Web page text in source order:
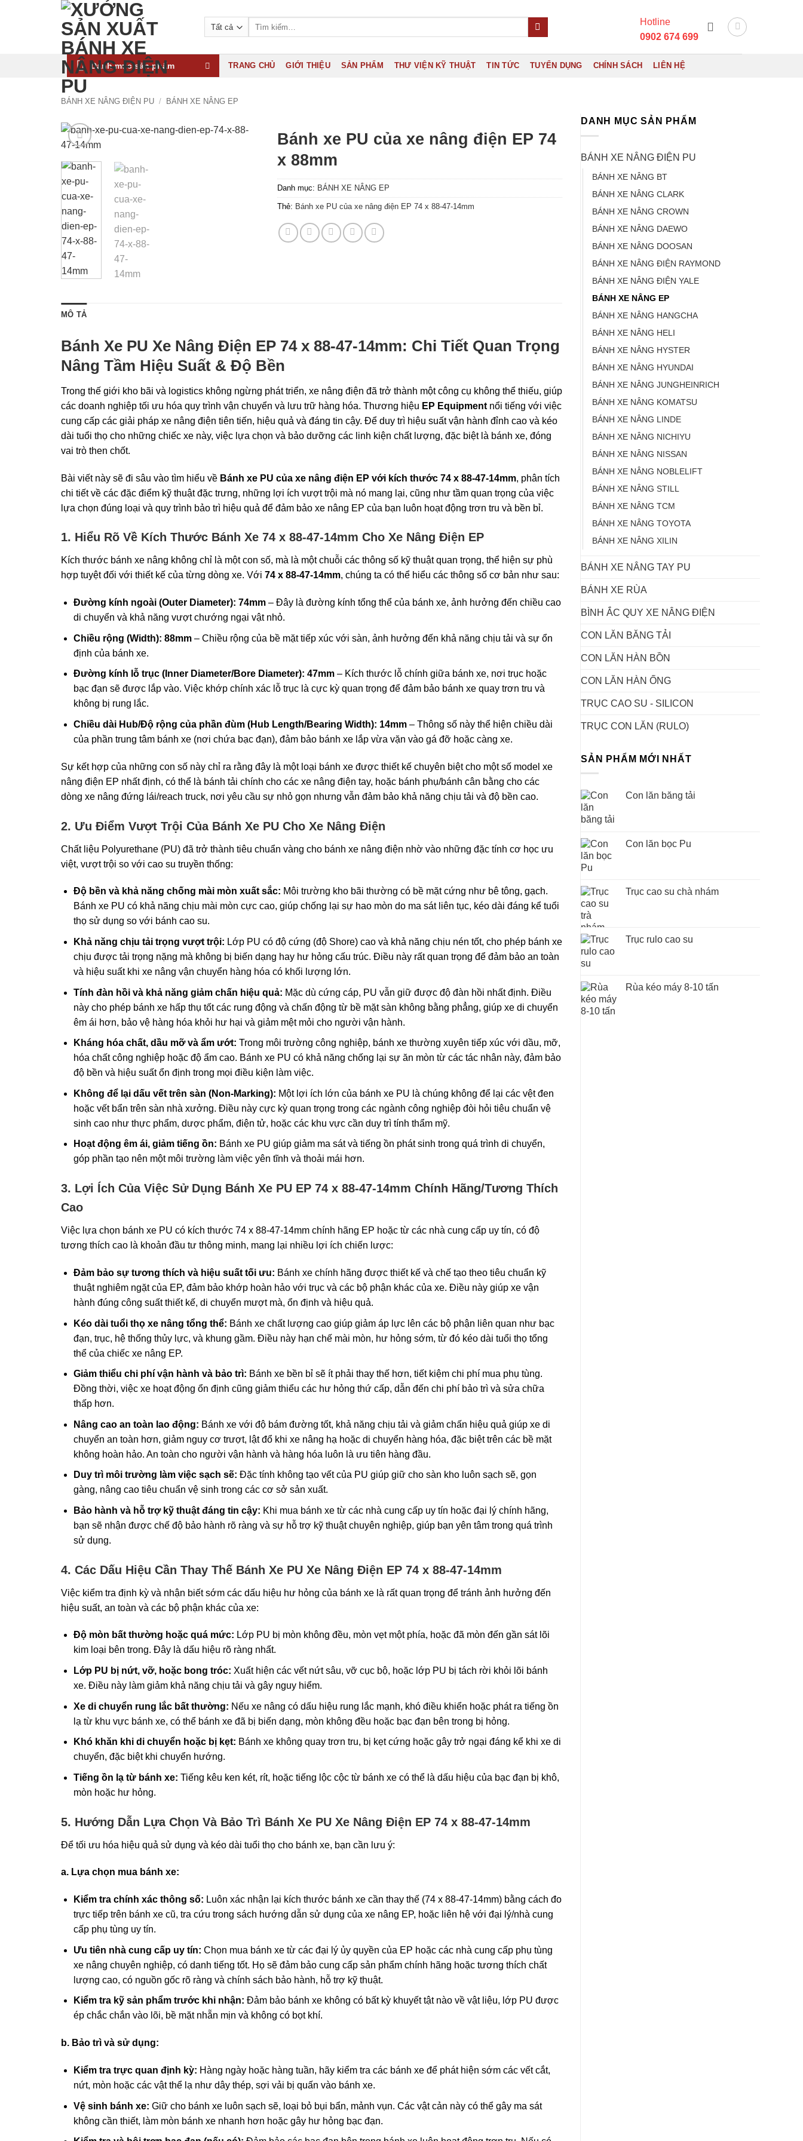
Hotline
0902 674 699
Danh mục sản phẩm TRANG CHỦ GIỚI THIỆU SẢN PHẨM THƯ VIỆN KỸ THUẬT TIN TỨC TUYỂN DỤNG CHÍNH SÁCH LIÊN HỆ
BÁNH XE NÂNG ĐIỆN PU / BÁNH XE NÂNG EP
DANH MỤC SẢN PHẨM
BÁNH XE NÂNG ĐIỆN PU
BÁNH XE NÂNG BT
BÁNH XE NÂNG CLARK
BÁNH XE NÂNG CROWN
BÁNH XE NÂNG DAEWO
BÁNH XE NÂNG DOOSAN
BÁNH XE NÂNG ĐIỆN RAYMOND
BÁNH XE NÂNG ĐIỆN YALE
BÁNH XE NÂNG EP
BÁNH XE NÂNG HANGCHA
BÁNH XE NÂNG HELI
BÁNH XE NÂNG HYSTER
BÁNH XE NÂNG HYUNDAI
BÁNH XE NÂNG JUNGHEINRICH
BÁNH XE NÂNG KOMATSU
BÁNH XE NÂNG LINDE
BÁNH XE NÂNG NICHIYU
BÁNH XE NÂNG NISSAN
BÁNH XE NÂNG NOBLELIFT
BÁNH XE NÂNG STILL
BÁNH XE NÂNG TCM
BÁNH XE NÂNG TOYOTA
BÁNH XE NÂNG XILIN
BÁNH XE NÂNG TAY PU
BÁNH XE RÙA
BÌNH ẮC QUY XE NÂNG ĐIỆN
CON LĂN BĂNG TẢI
CON LĂN HÀN BỒN
CON LĂN HÀN ỐNG
TRỤC CAO SU - SILICON
TRỤC CON LĂN (RULO)
SẢN PHẨM MỚI NHẤT
Con lăn băng tải
Con lăn bọc Pu
Trục cao su chà nhám
Trục rulo cao su
Rùa kéo máy 8-10 tấn
Bánh xe PU của xe nâng điện EP 74
x 88mm
Danh mục: BÁNH XE NÂNG EP
Thẻ: Bánh xe PU của xe nâng điện EP 74 x 88-47-14mm
MÔ TẢ
Bánh Xe PU Xe Nâng Điện EP 74 x 88-47-14mm: Chi Tiết Quan Trọng
Nâng Tầm Hiệu Suất & Độ Bền
Trong thế giới kho bãi và logistics không ngừng phát triển, xe nâng điện đã trở thành một công cụ không thể thiếu, giúp
các doanh nghiệp tối ưu hóa quy trình vận chuyển và lưu trữ hàng hóa. Thương hiệu EP Equipment nổi tiếng với việc
cung cấp các giải pháp xe nâng điện tiên tiến, hiệu quả và đáng tin cậy. Để duy trì hiệu suất vận hành đỉnh cao và kéo
dài tuổi thọ cho những chiếc xe này, việc lựa chọn và bảo dưỡng các linh kiện chất lượng, đặc biệt là bánh xe, đóng
vai trò then chốt.
Bài viết này sẽ đi sâu vào tìm hiểu về Bánh xe PU của xe nâng điện EP với kích thước 74 x 88-47-14mm, phân tích
chi tiết về các đặc điểm kỹ thuật đặc trưng, những lợi ích vượt trội mà nó mang lại, cũng như tầm quan trọng của việc
lựa chọn đúng loại và quy trình bảo trì hiệu quả để đảm bảo xe nâng EP của bạn luôn hoạt động trơn tru và bền bỉ.
1. Hiểu Rõ Về Kích Thước Bánh Xe 74 x 88-47-14mm Cho Xe Nâng Điện EP
Kích thước bánh xe nâng không chỉ là một con số, mà là một chuỗi các thông số kỹ thuật quan trọng, thể hiện sự phù
hợp tuyệt đối với thiết kế của từng dòng xe. Với 74 x 88-47-14mm, chúng ta có thể hiểu các thông số cơ bản như sau:
Đường kính ngoài (Outer Diameter): 74mm– Đây là đường kính tổng thể của bánh xe, ảnh hưởng đến chiều cao
di chuyển và khả năng vượt chướng ngại vật nhỏ.
Chiều rộng (Width): 88mm– Chiều rộng của bề mặt tiếp xúc với sàn, ảnh hưởng đến khả năng chịu tải và sự ổn
định của bánh xe.
Đường kính lỗ trục (Inner Diameter/Bore Diameter): 47mm– Kích thước lỗ chính giữa bánh xe, nơi trục hoặc
bạc đạn sẽ được lắp vào. Việc khớp chính xác lỗ trục là cực kỳ quan trọng để đảm bảo bánh xe quay trơn tru và
không bị rung lắc.
Chiều dài Hub/Độ rộng của phần đùm (Hub Length/Bearing Width): 14mm– Thông số này thể hiện chiều dài
của phần trung tâm bánh xe (nơi chứa bạc đạn), đảm bảo bánh xe lắp vừa vặn vào gá đỡ hoặc càng xe.
Sự kết hợp của những con số này chỉ ra rằng đây là một loại bánh xe được thiết kế chuyên biệt cho một số model xe
nâng điện EP nhất định, có thể là bánh tải chính cho các xe nâng điện tay, hoặc bánh phụ/bánh cân bằng cho các
dòng xe nâng đứng lái/reach truck, nơi yêu cầu sự nhỏ gọn nhưng vẫn đảm bảo khả năng chịu tải và độ bền cao.
2. Ưu Điểm Vượt Trội Của Bánh Xe PU Cho Xe Nâng Điện
Chất liệu Polyurethane (PU) đã trở thành tiêu chuẩn vàng cho bánh xe nâng điện nhờ vào những đặc tính cơ học ưu
việt, vượt trội so với cao su truyền thống:
Độ bền và khả năng chống mài mòn xuất sắc: Môi trường kho bãi thường có bề mặt cứng như bê tông, gạch.
Bánh xe PU có khả năng chịu mài mòn cực cao, giúp chống lại sự hao mòn do ma sát liên tục, kéo dài đáng kể tuổi
thọ sử dụng so với bánh cao su.
Khả năng chịu tải trọng vượt trội: Lớp PU có độ cứng (độ Shore) cao và khả năng chịu nén tốt, cho phép bánh xe
chịu được tải trọng nặng mà không bị biến dạng hay hư hỏng cấu trúc. Điều này rất quan trọng để đảm bảo an toàn
và hiệu suất khi xe nâng vận chuyển hàng hóa có khối lượng lớn.
Tính đàn hồi và khả năng giảm chấn hiệu quả: Mặc dù cứng cáp, PU vẫn giữ được độ đàn hồi nhất định. Điều
này cho phép bánh xe hấp thụ tốt các rung động và chấn động từ bề mặt sàn không bằng phẳng, giúp xe di chuyển
êm ái hơn, bảo vệ hàng hóa khỏi hư hại và giảm mệt mỏi cho người vận hành.
Kháng hóa chất, dầu mỡ và ẩm ướt: Trong môi trường công nghiệp, bánh xe thường xuyên tiếp xúc với dầu, mỡ,
hóa chất công nghiệp hoặc độ ẩm cao. Bánh xe PU có khả năng chống lại sự ăn mòn từ các tác nhân này, đảm bảo
độ bền và hiệu suất ổn định trong mọi điều kiện làm việc.
Không để lại dấu vết trên sàn (Non-Marking): Một lợi ích lớn của bánh xe PU là chúng không để lại các vệt đen
hoặc vết bẩn trên sàn nhà xưởng. Điều này cực kỳ quan trọng trong các ngành công nghiệp đòi hỏi tiêu chuẩn vệ
sinh cao như thực phẩm, dược phẩm, điện tử, hoặc các khu vực cần duy trì tính thẩm mỹ.
Hoạt động êm ái, giảm tiếng ồn: Bánh xe PU giúp giảm ma sát và tiếng ồn phát sinh trong quá trình di chuyển,
góp phần tạo nên một môi trường làm việc yên tĩnh và thoải mái hơn.
3. Lợi Ích Của Việc Sử Dụng Bánh Xe PU EP 74 x 88-47-14mm Chính Hãng/Tương Thích
Cao
Việc lựa chọn bánh xe PU có kích thước 74 x 88-47-14mm chính hãng EP hoặc từ các nhà cung cấp uy tín, có độ
tương thích cao là khoản đầu tư thông minh, mang lại nhiều lợi ích chiến lược:
Đảm bảo sự tương thích và hiệu suất tối ưu: Bánh xe chính hãng được thiết kế và chế tạo theo tiêu chuẩn kỹ
thuật nghiêm ngặt của EP, đảm bảo khớp hoàn hảo với trục và các bộ phận khác của xe. Điều này giúp xe vận
hành đúng công suất thiết kế, di chuyển mượt mà, ổn định và hiệu quả.
Kéo dài tuổi thọ xe nâng tổng thể: Bánh xe chất lượng cao giúp giảm áp lực lên các bộ phận liên quan như bạc
đạn, trục, hệ thống thủy lực, và khung gầm. Điều này hạn chế mài mòn, hư hỏng sớm, từ đó kéo dài tuổi thọ tổng
thể của chiếc xe nâng EP.
Giảm thiểu chi phí vận hành và bảo trì: Bánh xe bền bỉ sẽ ít phải thay thế hơn, tiết kiệm chi phí mua phụ tùng.
Đồng thời, việc xe hoạt động ổn định cũng giảm thiểu các hư hỏng thứ cấp, dẫn đến chi phí bảo trì và sửa chữa
thấp hơn.
Nâng cao an toàn lao động: Bánh xe với độ bám đường tốt, khả năng chịu tải và giảm chấn hiệu quả giúp xe di
chuyển an toàn hơn, giảm nguy cơ trượt, lật đổ khi xe nâng hạ hoặc di chuyển hàng hóa, đặc biệt trên các bề mặt
không hoàn hảo. An toàn cho người vận hành và hàng hóa luôn là ưu tiên hàng đầu.
Duy trì môi trường làm việc sạch sẽ: Đặc tính không tạo vết của PU giúp giữ cho sàn kho luôn sạch sẽ, gọn
gàng, nâng cao tiêu chuẩn vệ sinh trong các cơ sở sản xuất.
Bảo hành và hỗ trợ kỹ thuật đáng tin cậy: Khi mua bánh xe từ các nhà cung cấp uy tín hoặc đại lý chính hãng,
bạn sẽ nhận được chế độ bảo hành rõ ràng và sự hỗ trợ kỹ thuật chuyên nghiệp, giúp bạn yên tâm trong quá trình
sử dụng.
4. Các Dấu Hiệu Cần Thay Thế Bánh Xe PU Xe Nâng Điện EP 74 x 88-47-14mm
Việc kiểm tra định kỳ và nhận biết sớm các dấu hiệu hư hỏng của bánh xe là rất quan trọng để tránh ảnh hưởng đến
hiệu suất, an toàn và các bộ phận khác của xe:
Độ mòn bất thường hoặc quá mức: Lớp PU bị mòn không đều, mòn vẹt một phía, hoặc đã mòn đến gần sát lõi
kim loại bên trong. Đây là dấu hiệu rõ ràng nhất.
Lớp PU bị nứt, vỡ, hoặc bong tróc: Xuất hiện các vết nứt sâu, vỡ cục bộ, hoặc lớp PU bị tách rời khỏi lõi bánh
xe. Điều này làm giảm khả năng chịu tải và gây nguy hiểm.
Xe di chuyển rung lắc bất thường: Nếu xe nâng có dấu hiệu rung lắc mạnh, khó điều khiển hoặc phát ra tiếng ồn
lạ từ khu vực bánh xe, có thể bánh xe đã bị biến dạng, mòn không đều hoặc bạc đạn bên trong bị hỏng.
Khó khăn khi di chuyển hoặc bị kẹt: Bánh xe không quay trơn tru, bị kẹt cứng hoặc gây trở ngại đáng kể khi xe di
chuyển, đặc biệt khi chuyển hướng.
Tiếng ồn lạ từ bánh xe: Tiếng kêu ken két, rít, hoặc tiếng lộc cộc từ bánh xe có thể là dấu hiệu của bạc đạn bị khô,
mòn hoặc hư hỏng.
5. Hướng Dẫn Lựa Chọn Và Bảo Trì Bánh Xe PU Xe Nâng Điện EP 74 x 88-47-14mm
Để tối ưu hóa hiệu quả sử dụng và kéo dài tuổi thọ cho bánh xe, bạn cần lưu ý:
a. Lựa chọn mua bánh xe:
Kiểm tra chính xác thông số: Luôn xác nhận lại kích thước bánh xe cần thay thế (74 x 88-47-14mm) bằng cách đo
trực tiếp trên bánh xe cũ, tra cứu trong sách hướng dẫn sử dụng của xe nâng EP, hoặc liên hệ với đại lý/nhà cung
cấp phụ tùng uy tín.
Ưu tiên nhà cung cấp uy tín: Chọn mua bánh xe từ các đại lý ủy quyền của EP hoặc các nhà cung cấp phụ tùng
xe nâng chuyên nghiệp, có danh tiếng tốt. Họ sẽ đảm bảo cung cấp sản phẩm chính hãng hoặc tương thích chất
lượng cao, có nguồn gốc rõ ràng và chính sách bảo hành, hỗ trợ kỹ thuật.
Kiểm tra kỹ sản phẩm trước khi nhận: Đảm bảo bánh xe không có bất kỳ khuyết tật nào về vật liệu, lớp PU được
ép chắc chắn vào lõi, bề mặt nhẵn mịn và không có bọt khí.
b. Bảo trì và sử dụng:
Kiểm tra trực quan định kỳ: Hàng ngày hoặc hàng tuần, hãy kiểm tra các bánh xe để phát hiện sớm các vết cắt,
nứt, mòn hoặc các vật thể lạ như dây thép, sợi vải bị quấn vào bánh xe.
Vệ sinh bánh xe: Giữ cho bánh xe luôn sạch sẽ, loại bỏ bụi bẩn, mảnh vụn. Các vật cản này có thể gây ma sát
không cần thiết, làm mòn bánh xe nhanh hơn hoặc gây hư hỏng bạc đạn.